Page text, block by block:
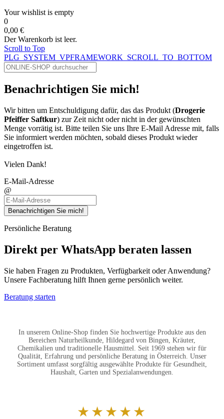
Your wishlist is empty
0
0,00 €
Der Warenkorb ist leer.
Scroll to Top
PLG_SYSTEM_VPFRAMEWORK_SCROLL_TO_BOTTOM
Benachrichtigen Sie mich!
Wir bitten um Entschuldigung dafür, das das Produkt (Drogerie
Pfeiffer Saftkur) zur Zeit nicht oder nicht in der gewünschten
Menge vorrätig ist. Bitte teilen Sie uns Ihre E-Mail Adresse mit, falls
Sie informiert werden möchten, sobald dieses Produkt wieder
eingetroffen ist.
Vielen Dank!
E-Mail-Adresse
@
Benachrichtigen Sie mich!
Persönliche Beratung
Direkt per WhatsApp beraten lassen
Sie haben Fragen zu Produkten, Verfügbarkeit oder Anwendung?
Unsere Fachberatung hilft Ihnen gerne persönlich weiter.
Beratung starten
In unserem Online-Shop finden Sie hochwertige Produkte aus den
Bereichen Naturheilkunde, Hildegard von Bingen, Kräuter,
Chemikalien und traditionelle Hausmittel. Seit 1969 stehen wir für
Qualität, Erfahrung und persönliche Beratung in Österreich. Unser
Sortiment umfasst sorgfältig ausgewählte Produkte für Gesundheit,
Haushalt, Garten und Spezialanwendungen.
★★★★★